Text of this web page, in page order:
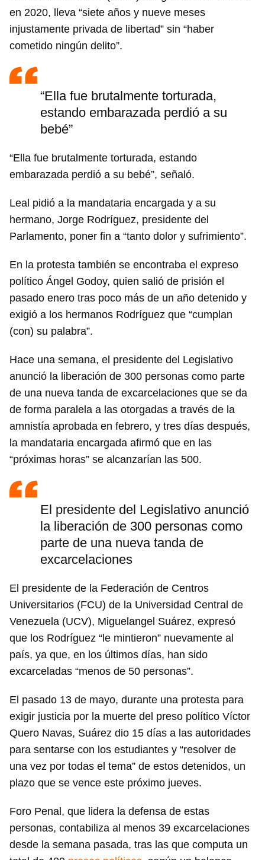
en 2020, lleva “siete años y nueve meses
injustamente privada de libertad” sin “haber
cometido ningún delito”.
“Ella fue brutalmente torturada,
estando embarazada perdió a su
bebé”
“Ella fue brutalmente torturada, estando
embarazada perdió a su bebé”, señaló.
Leal pidió a la mandataria encargada y a su
hermano, Jorge Rodríguez, presidente del
Parlamento, poner fin a “tanto dolor y sufrimiento”.
En la protesta también se encontraba el expreso
político Ángel Godoy, quien salió de prisión el
pasado enero tras poco más de un año detenido y
exigió a los hermanos Rodríguez que “cumplan
(con) su palabra”.
Hace una semana, el presidente del Legislativo
anunció la liberación de 300 personas como parte
de una nueva tanda de excarcelaciones que se da
de forma paralela a las otorgadas a través de la
amnistía aprobada en febrero, y tres días después,
la mandataria encargada afirmó que en las
“próximas horas” se alcanzarían las 500.
El presidente del Legislativo anunció
la liberación de 300 personas como
parte de una nueva tanda de
excarcelaciones
El presidente de la Federación de Centros
Universitarios (FCU) de la Universidad Central de
Venezuela (UCV), Miguelangel Suárez, expresó
que los Rodríguez “le mintieron” nuevamente al
país, ya que, en los últimos días, han sido
excarceladas “menos de 50 personas”.
El pasado 13 de mayo, durante una protesta para
exigir justicia por la muerte del preso político Víctor
Quero Navas, Suárez dio 15 días a las autoridades
para sentarse con los estudiantes y “resolver de
una vez por todas el tema” de estos detenidos, un
plazo que se vence este próximo jueves.
Foro Penal, que lidera la defensa de estas
personas, contabiliza al menos 39 excarcelaciones
desde la semana pasada, tras las que computa un